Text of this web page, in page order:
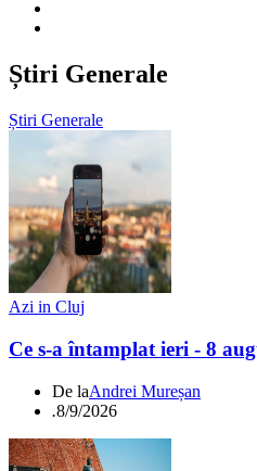
Știri Generale
Știri Generale
Azi in Cluj
Ce s-a întamplat ieri - 8
De laAndrei Mureșan
.8/9/2026